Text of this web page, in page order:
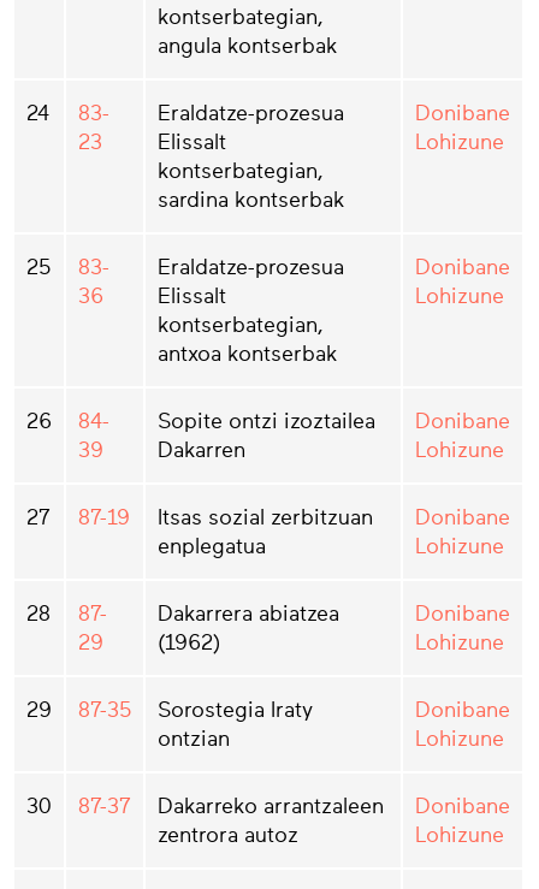
kontserbategian,
angula kontserbak
24
83-
23
Eraldatze-prozesua
Elissalt
kontserbategian,
sardina kontserbak
Donibane
Lohizune
25
83-
36
Eraldatze-prozesua
Elissalt
kontserbategian,
antxoa kontserbak
Donibane
Lohizune
26
84-
39
Sopite ontzi izoztailea
Dakarren
Donibane
Lohizune
27 87-19
Itsas sozial zerbitzuan
enplegatua
Donibane
Lohizune
28
87-
29
Dakarrera abiatzea
(1962)
Donibane
Lohizune
29 87-35
Sorostegia Iraty
ontzian
Donibane
Lohizune
30 87-37
Dakarreko arrantzaleen
zentrora autoz
Donibane
Lohizune